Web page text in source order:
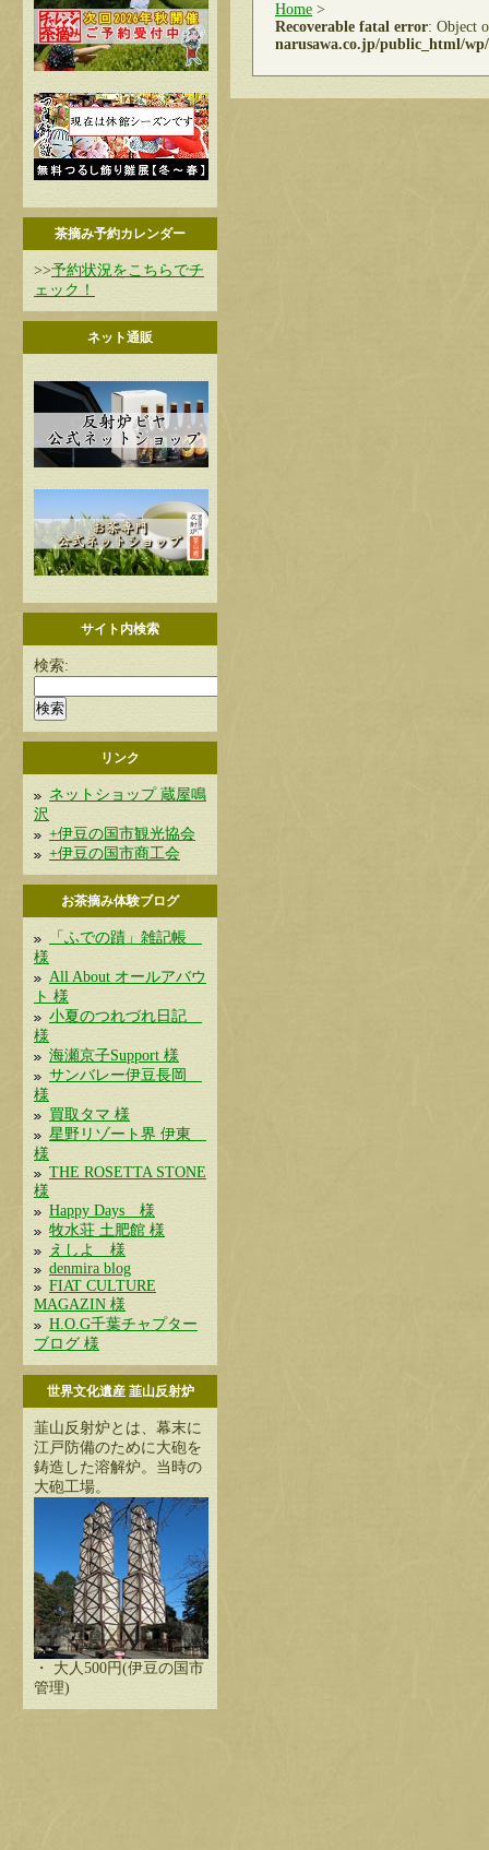
茶摘み予約カレンダー
>>予約状況をこちらでチ
ェック！
ネット通販
サイト内検索
検索:
リンク
ネットショップ 蔵屋鳴
沢
+伊豆の国市観光協会
+伊豆の国市商工会
お茶摘み体験ブログ
「ふでの蹟」雑記帳
様
All About オールアバウ
ト 様
小夏のつれづれ日記
様
海瀬京子Support 様
サンバレー伊豆長岡
様
買取タマ 様
星野リゾート界 伊東
様
THE ROSETTA STONE
様
Happy Days 様
牧水荘 土肥館 様
えしよ 様
denmira blog
FIAT CULTURE
MAGAZIN 様
H.O.G千葉チャプター
ブログ 様
世界文化遺産 韮山反射炉
韮山反射炉とは、幕末に
江戸防備のために大砲を
鋳造した溶解炉。当時の
大砲工場。
・ 大人500円(伊豆の国市
管理)
Home >
Recoverable fatal error: Object
narusawa.co.jp/public_html/